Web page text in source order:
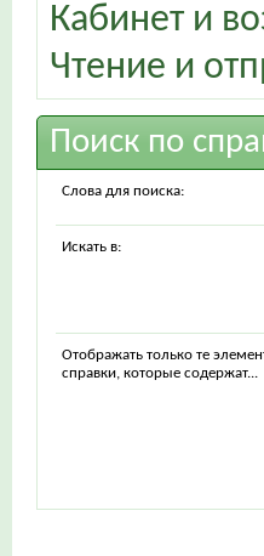
Кабинет и
Чтение и
Поиск по
Слова для поиска:
Искать в:
Отображать только те
справки, которые содержат...